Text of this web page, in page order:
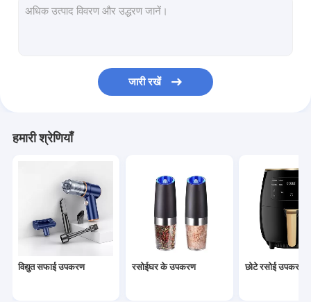
केक बैटर सेपरेटर
दुकान गर्म बिक्री
नया आगमन
आदेश सीधे दिए जा सकते हैं
जारी रखें
हमारी श्रेणियाँ
विद्युत सफाई उपकरण रसोईघर के उपकरण छोटे रसोई उपकरण